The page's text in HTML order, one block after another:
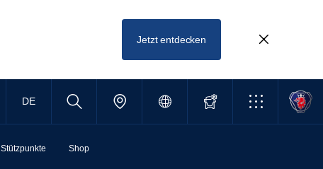
Jetzt entdecken
DE
Stützpunkte Shop